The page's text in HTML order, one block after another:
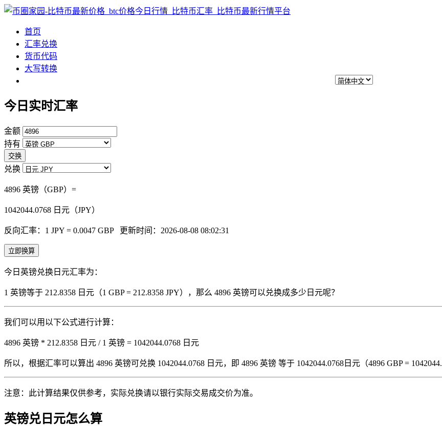
首页
汇率兑换
货币代码
大写转换
今日实时汇率
金额
持有
交换
兑换
4896 英镑（GBP）=
1042044.0768 日元（JPY）
反向汇率：1 JPY = 0.0047 GBP 更新时间：2026-08-08 08:02:31
立即换算
今日英镑兑换日元汇率为：
1 英镑等于 212.8358 日元（1 GBP = 212.8358 JPY），那么 4896 英镑可以兑换成多少日元呢？
我们可以用以下公式进行计算：
4896 英镑 * 212.8358 日元 / 1 英镑 = 1042044.0768 日元
所以，根据汇率可以算出 4896 英镑可兑换 1042044.0768 日元，即 4896 英镑 等于 1042044.0768日元（4896 GBP =
注意：此计算结果仅供参考，实际兑换请以银行实际交易成交价为准。
英镑兑日元怎么算